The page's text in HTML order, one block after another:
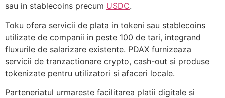
sau in stablecoins precum USDC.
Toku ofera servicii de plata in tokeni sau stablecoins
utilizate de companii in peste 100 de tari, integrand
fluxurile de salarizare existente. PDAX furnizeaza
servicii de tranzactionare crypto, cash-out si produse
tokenizate pentru utilizatori si afaceri locale.
Parteneriatul urmareste facilitarea platii digitale si